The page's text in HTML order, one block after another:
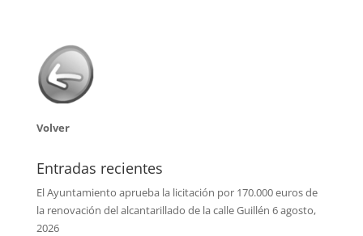
Volver
Entradas recientes
El Ayuntamiento aprueba la licitación por 170.000 euros de
la renovación del alcantarillado de la calle Guillén 6 agosto,
2026